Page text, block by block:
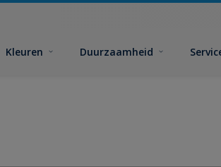
Kleuren Duurzaamheid